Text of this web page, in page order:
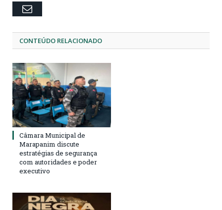
Email
CONTEÚDO RELACIONADO
Câmara Municipal de
Marapanim discute
estratégias de segurança
com autoridades e poder
executivo